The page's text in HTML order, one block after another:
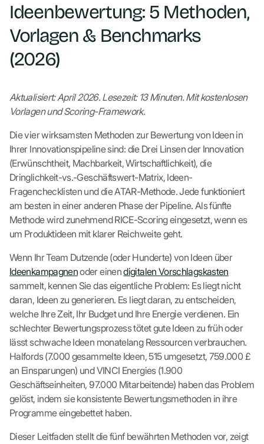
Ideenbewertung: 5 Methoden,
Vorlagen & Benchmarks
(2026)
Aktualisiert: April 2026. Lesezeit: 13 Minuten. Mit kostenlosen
Vorlagen und Scoring-Framework.
Die vier wirksamsten Methoden zur Bewertung von Ideen in
Ihrer Innovationspipeline sind: die Drei Linsen der Innovation
(Erwünschtheit, Machbarkeit, Wirtschaftlichkeit), die
Dringlichkeit-vs.-Geschäftswert-Matrix, Ideen-
Fragenchecklisten und die ATAR-Methode. Jede funktioniert
am besten in einer anderen Phase der Pipeline. Als fünfte
Methode wird zunehmend RICE-Scoring eingesetzt, wenn es
um Produktideen mit klarer Reichweite geht.
Wenn Ihr Team Dutzende (oder Hunderte) von Ideen über
Ideenkampagnenoder einendigitalen Vorschlagskasten
sammelt, kennen Sie das eigentliche Problem: Es liegt nicht
daran, Ideen zu generieren. Es liegt daran, zu entscheiden,
welche Ihre Zeit, Ihr Budget und Ihre Energie verdienen. Ein
schlechter Bewertungsprozess tötet gute Ideen zu früh oder
lässt schwache Ideen monatelang Ressourcen verbrauchen.
Halfords (7.000 gesammelte Ideen, 515 umgesetzt, 759.000 £
an Einsparungen) und VINCI Energies (1.900
Geschäftseinheiten, 97.000 Mitarbeitende) haben das Problem
gelöst, indem sie konsistente Bewertungsmethoden in ihre
Programme eingebettet haben.
Dieser Leitfaden stellt die fünf bewährten Methoden vor, zeigt